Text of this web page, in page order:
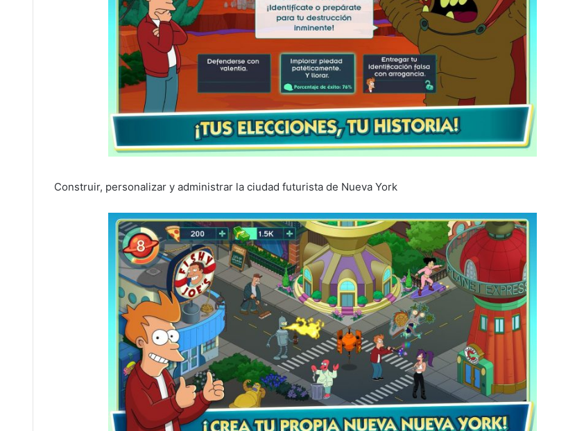
Construir, personalizar y administrar la ciudad futurista de Nueva York